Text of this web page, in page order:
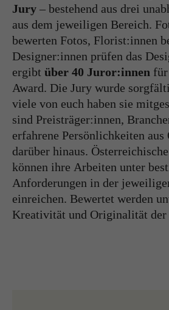
Jury – bestehend aus drei
aus dem jeweiligen Bereich.
bewerten Fotos, Florist:innen
Designer:innen prüfen das
ergibt über 40 Juror:innen
Award. Die Jury wurde
viele von euch haben sie
sind Preisträger:innen,
erfahrene Persönlichkeiten aus
darüber hinaus.
können ihre Arbeiten unter
Anforderungen in der
einreichen. Bewertet werden
Kreativität und Originalität der